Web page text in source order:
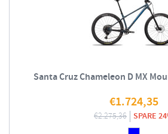
Santa Cruz Chameleon D MX
€1.724,35
€2.275,36 SPARE